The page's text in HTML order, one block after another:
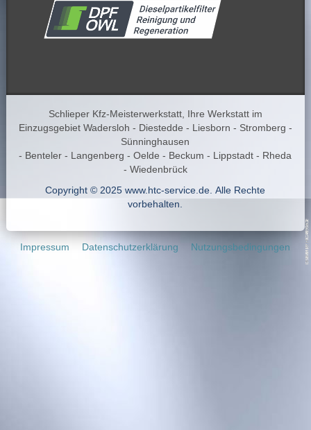
Schlieper Kfz-Meisterwerkstatt, Ihre Werkstatt im
Einzugsgebiet Wadersloh - Diestedde - Liesborn - Stromberg -
Sünninghausen
- Benteler - Langenberg - Oelde - Beckum - Lippstadt - Rheda
- Wiedenbrück
Copyright © 2025 www.htc-service.de. Alle Rechte
vorbehalten.
Impressum Datenschutzerklärung Nutzungsbedingungen